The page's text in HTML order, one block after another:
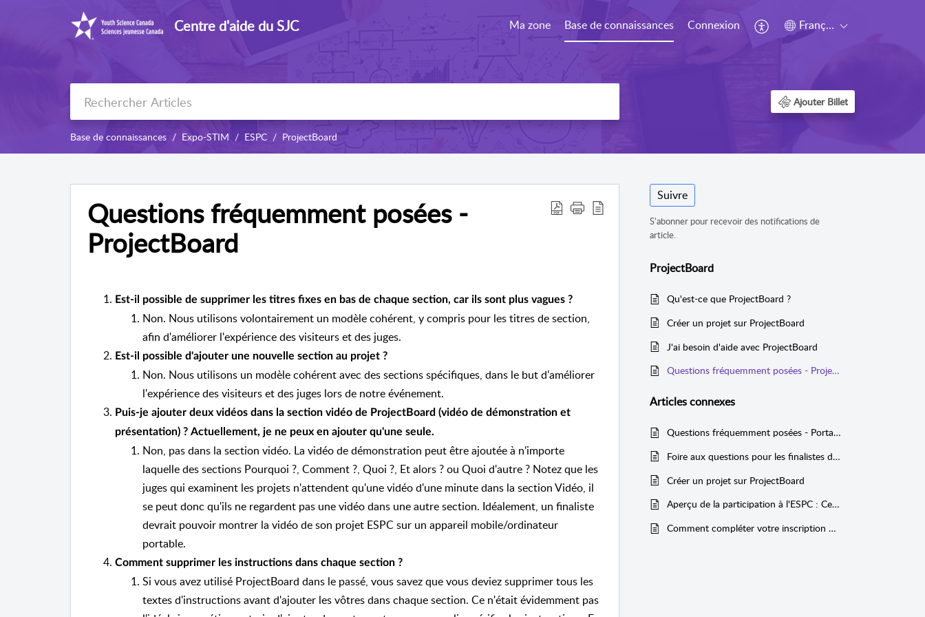
Centre d'aide du SJC Ma zone Base de connaissances Connexion Français (Canada)
Ajouter Billet
Base de connaissances Expo-STIM ESPC ProjectBoard
Questions fréquemment posées -
ProjectBoard
Est-il possible de supprimer les titres fixes en bas de chaque section, car ils sont plus vagues ?
Non. Nous utilisons volontairement un modèle cohérent, y compris pour les titres de section,
afin d'améliorer l'expérience des visiteurs et des juges.
Est-il possible d'ajouter une nouvelle section au projet ?
Non. Nous utilisons un modèle cohérent avec des sections spécifiques, dans le but d'améliorer
l'expérience des visiteurs et des juges lors de notre événement.
Puis-je ajouter deux vidéos dans la section vidéo de ProjectBoard (vidéo de démonstration et
présentation) ? Actuellement, je ne peux en ajouter qu'une seule.
Non, pas dans la section vidéo. La vidéo de démonstration peut être ajoutée à n'importe
laquelle des sections Pourquoi ?, Comment ?, Quoi ?, Et alors ? ou Quoi d'autre ? Notez que les
juges qui examinent les projets n'attendent qu'une vidéo d'une minute dans la section Vidéo, il
se peut donc qu'ils ne regardent pas une vidéo dans une autre section. Idéalement, un finaliste
devrait pouvoir montrer la vidéo de son projet ESPC sur un appareil mobile/ordinateur
portable.
Comment supprimer les instructions dans chaque section ?
Si vous avez utilisé ProjectBoard dans le passé, vous savez que vous deviez supprimer tous les
textes d'instructions avant d'ajouter les vôtres dans chaque section. Ce n'était évidemment pas
Suivre
S’abonner pour recevoir des notifications de
article.
ProjectBoard
Qu'est-ce que ProjectBoard ?
Créer un projet sur ProjectBoard
J'ai besoin d'aide avec ProjectBoard
Questions fréquemment posées - ProjectBoard
Articlesconnexes
Questions fréquemment posées - Portail du SJC
Foire aux questions pour les finalistes de l'ESPC
Créer un projet sur ProjectBoard
Aperçu de la participation à l'ESPC : Ce qu'il faut savoir
Comment compléter votre inscription de finaliste à l'ESPC dans le portail de SJC